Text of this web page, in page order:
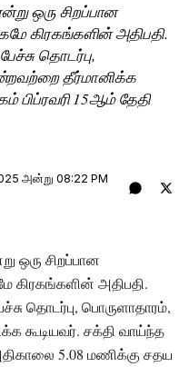
ஒரு சிறப்பான
கிரகங்களின் அதிபதி.
தொடர்பு,
தீர்மானிக்க
பிப்ரவரி 15ஆம் தேதி
அன்று 08:22 PM
ஒரு சிறப்பான
கிரகங்களின் அதிபதி.
தொடர்பு, பொருளாதாரம்,
கூடியவர். சக்தி வாய்ந்த
5.08 மணிக்கு சதய